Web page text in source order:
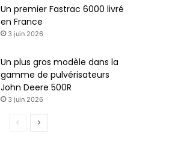
Un premier Fastrac 6000 livré
en France
3 juin 2026
Un plus gros modèle dans la
gamme de pulvérisateurs
John Deere 500R
3 juin 2026
P